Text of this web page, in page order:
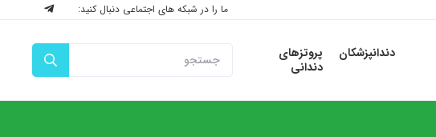
ما را در شبکه های اجتماعی دنبال کنید:
دندانپزشکان
پروتزهای
دندانی